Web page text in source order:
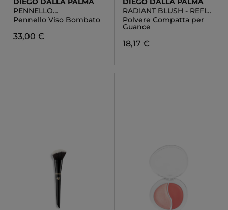
PENNELLO
PROFESSIONALE
Pennello Viso Bombato
33,00 €
RADIANT BLUSH - REFILL
SYSTEM
Polvere Compatta per
Guance
18,17 €